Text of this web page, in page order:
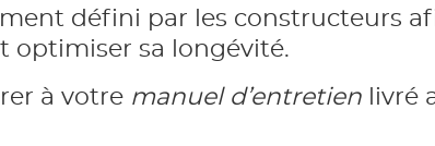
défini par les constructeurs
optimiser sa longévité.
à votre manuel d’entretien livré